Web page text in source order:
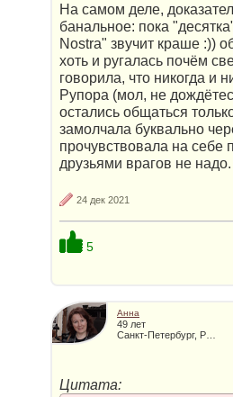
На самом деле,
банальное: пока
Nostra" звучит краше :))
хоть и ругалась почём
говорила, что никогда и
Рупора (мол, не
остались общаться
замолчала буквально
прочувствовала на
друзьями врагов не надо.
24 дек 2021
5
Анна
49 лет
Цитата: